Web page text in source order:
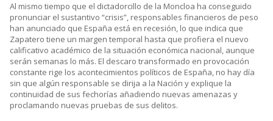
Al mismo tiempo que el dictadorcillo de la Moncloa ha conseguido
pronunciar el sustantivo “crisis”, responsables financieros de peso
han anunciado que España está en recesión, lo que indica que
Zapatero tiene un margen temporal hasta que profiera el nuevo
calificativo académico de la situación económica nacional, aunque
serán semanas lo más. El descaro transformado en provocación
constante rige los acontecimientos políticos de España, no hay día
sin que algún responsable se dirija a la Nación y explique la
continuidad de sus fechorías añadiendo nuevas amenazas y
proclamando nuevas pruebas de sus delitos.